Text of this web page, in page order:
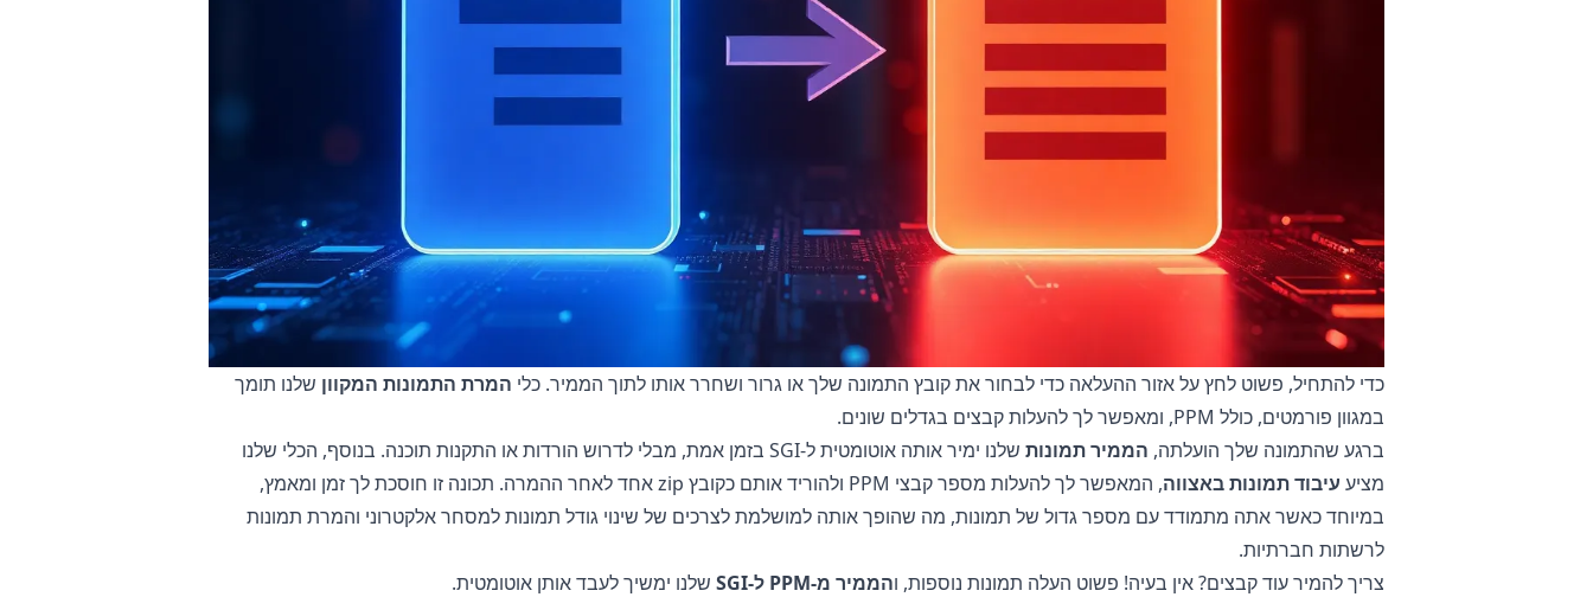
כדי להתחיל, פשוט לחץ על אזור ההעלאה כדי לבחור את קובץ התמונה שלך או גרור ושחרר אותו לתוך הממיר. כלי המרת התמונות המקוון שלנו תומך
במגוון פורמטים, כולל PPM, ומאפשר לך להעלות קבצים בגדלים שונים.
ברגע שהתמונה שלך הועלתה, הממיר תמונות
שלנו ימיר אותה אוטומטית ל-SGI בזמן אמת, מבלי לדרוש הורדות או התקנות תוכנה. בנוסף, הכלי שלנו
מציע עיבוד תמונות באצווה
, המאפשר לך להעלות מספר קבצי PPM ולהוריד אותם כקובץ zip אחד לאחר ההמרה. תכונה זו חוסכת לך זמן ומאמץ,
במיוחד כאשר אתה מתמודד עם מספר גדול של תמונות, מה שהופך אותה למושלמת לצרכים של שינוי גודל תמונות למסחר אלקטרוני והמרת תמונות
לרשתות חברתיות.
צריך להמיר עוד קבצים? אין בעיה! פשוט העלה תמונות נוספות, והממיר מ-PPM ל-SGI
שלנו ימשיך לעבד אותן אוטומטית.